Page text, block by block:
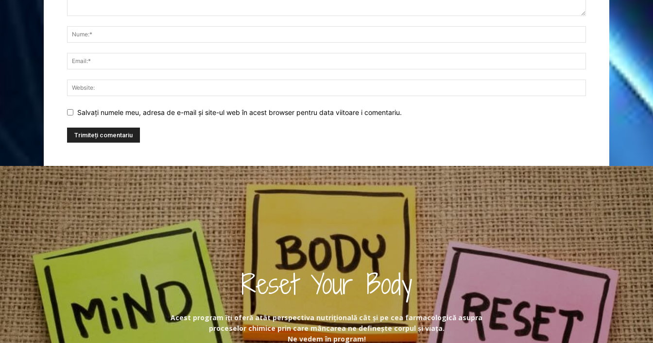
Salvați numele meu, adresa de e-mail și site-ul web în acest browser pentru data viitoare i comentariu.
Reset Your Body
Acest program îți oferă atât perspectiva nutrițională cât și pe cea farmacologică asupra
proceselor chimice prin care mâncarea ne definește corpul și viața.
Ne vedem în program!